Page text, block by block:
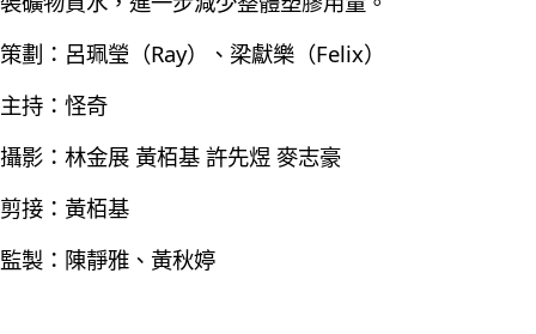
策劃：呂珮瑩（Ray）、梁獻樂（Felix）
主持：怪奇
攝影：林金展 黃栢基 許先煜 麥志豪
剪接：黃栢基
監製：陳靜雅、黃秋婷